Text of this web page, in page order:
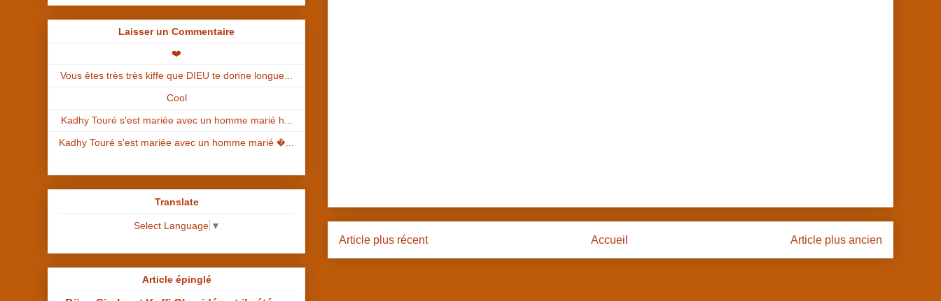
Article plus récent Article plus ancien
Accueil
Laisser un Commentaire
❤️
Vous êtes très très kiffe que DIEU te donne longue...
Cool
Kadhy Touré s'est mariée avec un homme marié h...
Kadhy Touré s'est mariée avec un homme marié �...
Translate
Select Language ▼
Article épinglé